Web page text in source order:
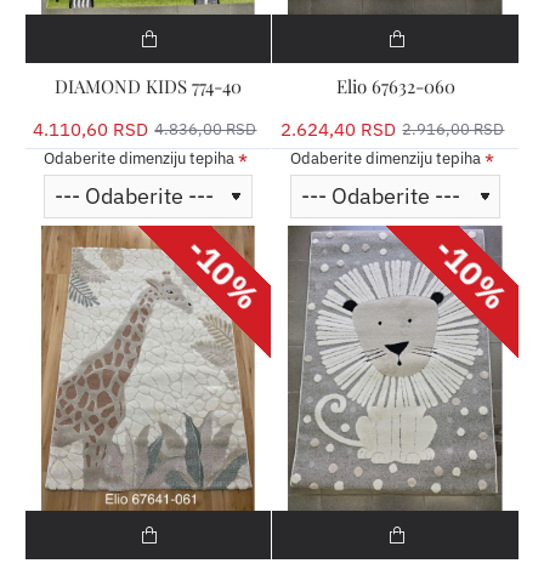
DIAMOND KIDS 774-40
4.110,60 RSD 4.836,00 RSD
Odaberite dimenziju tepiha
Elio 67632-060
2.624,40 RSD 2.916,00 RSD
Odaberite dimenziju tepiha
-10% -10%